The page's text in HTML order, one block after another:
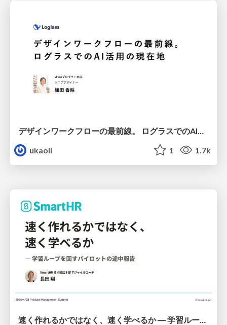
ukaoli
1 1.7k
速く作れるかではなく、速く学べるか ― 学習ループを回すパイロットの途中報告